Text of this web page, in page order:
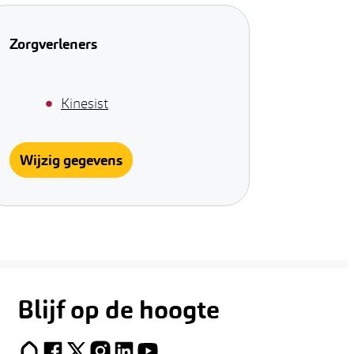
Zorgverleners
Kinesist
Wijzig gegevens
Blijf op de hoogte